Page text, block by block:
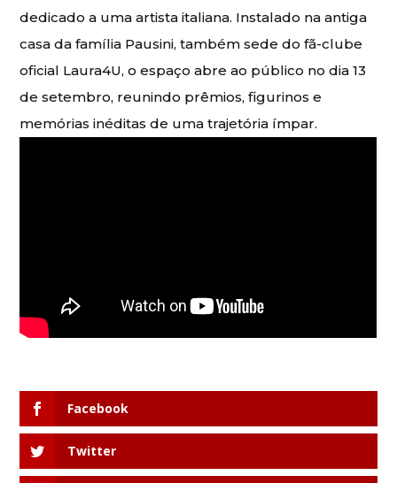
dedicado a uma artista italiana. Instalado na antiga
casa da família Pausini, também sede do fã-clube
oficial Laura4U, o espaço abre ao público no dia 13
de setembro, reunindo prêmios, figurinos e
memórias inéditas de uma trajetória ímpar.
Facebook
Twitter